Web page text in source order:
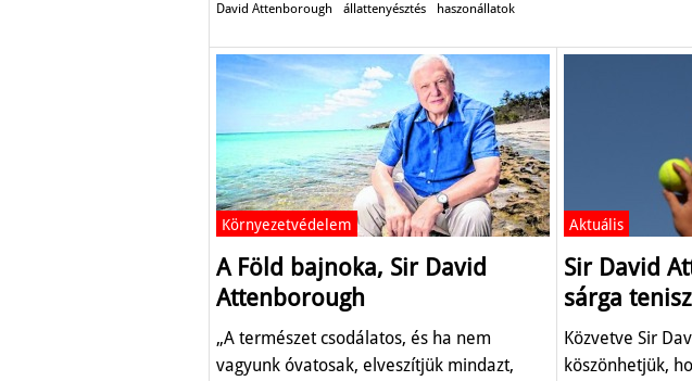
David Attenborough állattenyésztés haszonállatok
Környezetvédelem
A Föld bajnoka, Sir David
Attenborough
„A természet csodálatos, és ha nem
vagyunk óvatosak, elveszítjük mindazt,
Aktuális
Sir David
sárga
Közvetve Sir
köszönhetjük,